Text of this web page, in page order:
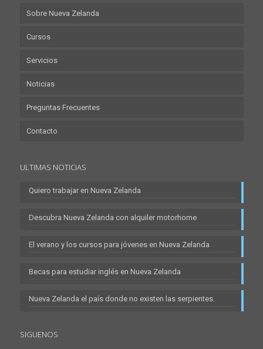
Sobre Nueva Zelanda
Cursos
Servicios
Noticias
Preguntas Frecuentes
Contacto
ULTIMAS NOTICIAS
Quiero trabajar en Nueva Zelanda
Descubra Nueva Zelanda con alquiler motorhome
El verano y los cursos para jóvenes en Nueva Zelanda
Becas para estudiar inglés en Nueva Zelanda
Nueva Zelanda el país donde no existen las serpientes.
SIGUENOS